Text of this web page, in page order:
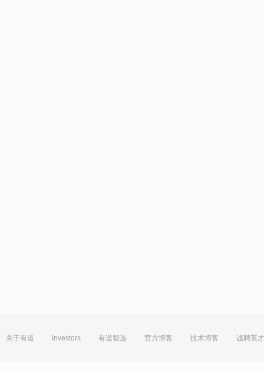
关于有道 Investors 有道智选 官方博客 技术博客 诚聘英才